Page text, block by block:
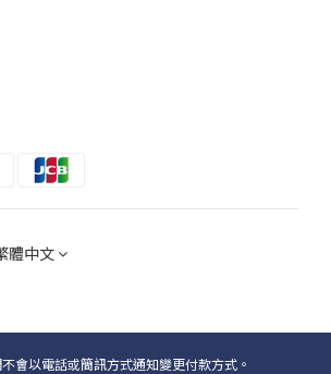
體中文
會以電話或簡訊方式通知變更付款方式。